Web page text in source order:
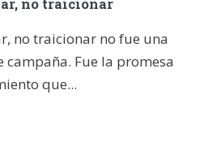
no traicionar
no traicionar no fue una
campaña. Fue la promesa
que...